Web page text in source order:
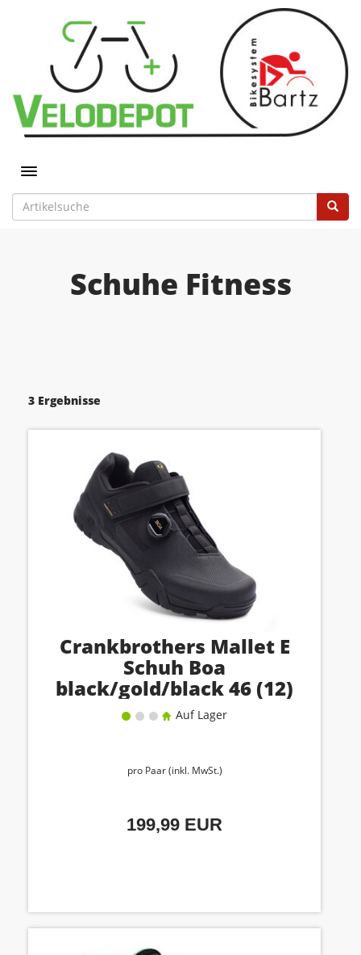
Toggle navigation
Schuhe Fitness
3 Ergebnisse
Crankbrothers Mallet E
Schuh Boa
black/gold/black 46 (12)
Auf Lager
pro Paar (inkl. MwSt.)
199,99 EUR